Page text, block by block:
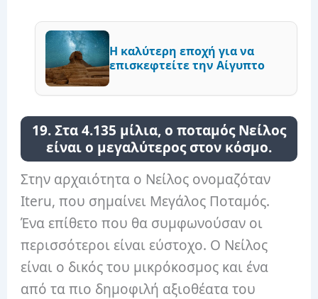
Η καλύτερη εποχή για να
επισκεφτείτε την Αίγυπτο
19. Στα 4.135 μίλια, ο ποταμός Νείλος
είναι ο μεγαλύτερος στον κόσμο.
Στην αρχαιότητα ο Νείλος ονομαζόταν
Iteru, που σημαίνει Μεγάλος Ποταμός.
Ένα επίθετο που θα συμφωνούσαν οι
περισσότεροι είναι εύστοχο. Ο Νείλος
είναι ο δικός του μικρόκοσμος και ένα
από τα πιο δημοφιλή αξιοθέατα του